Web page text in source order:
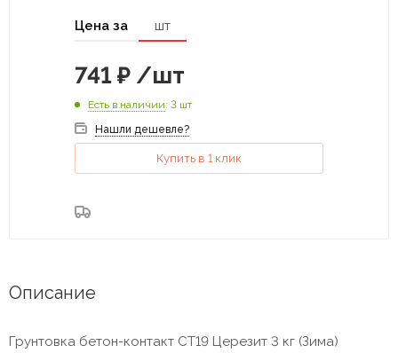
Цена за шт
741 ₽ /шт
Есть в наличии: 3 шт
Нашли дешевле?
Купить в 1 клик
Описание
Грунтовка бетон-контакт СТ19 Церезит 3 кг (Зима)